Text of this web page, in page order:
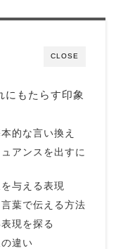
CLOSE
にもたらす印象
的な言い換え
アンスを出すに
与える表現
葉で伝える方法
現を探る
違い